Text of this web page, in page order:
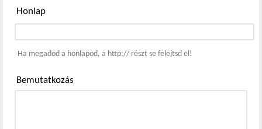
Honlap
Ha megadod a honlapod, a http:// részt se felejtsd el!
Bemutatkozás